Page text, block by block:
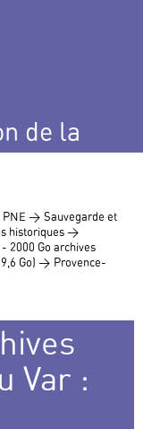
de la
PNE > Sauvegarde et
historiques >
2000 Go archives
Go) > Provence-
Var :